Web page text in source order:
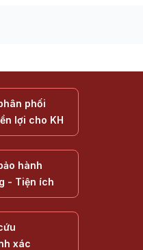
phối
lợi cho KH
hành
- Tiện ích
xác